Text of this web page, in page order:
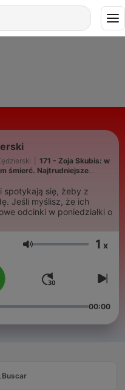
171 - Zoja Skubis: w
śmierć. Najtrudniejsze
spotykają się, żeby z
Jeśli myślisz, że ich
odcinki w poniedziałki o
Volumen 1 x
00:00
Buscar